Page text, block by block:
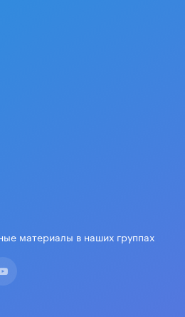
материалы в наших группах